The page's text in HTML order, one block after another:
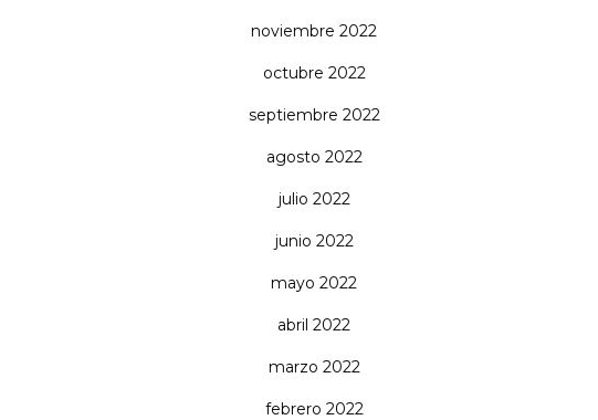
noviembre 2022
octubre 2022
septiembre 2022
agosto 2022
julio 2022
junio 2022
mayo 2022
abril 2022
marzo 2022
febrero 2022